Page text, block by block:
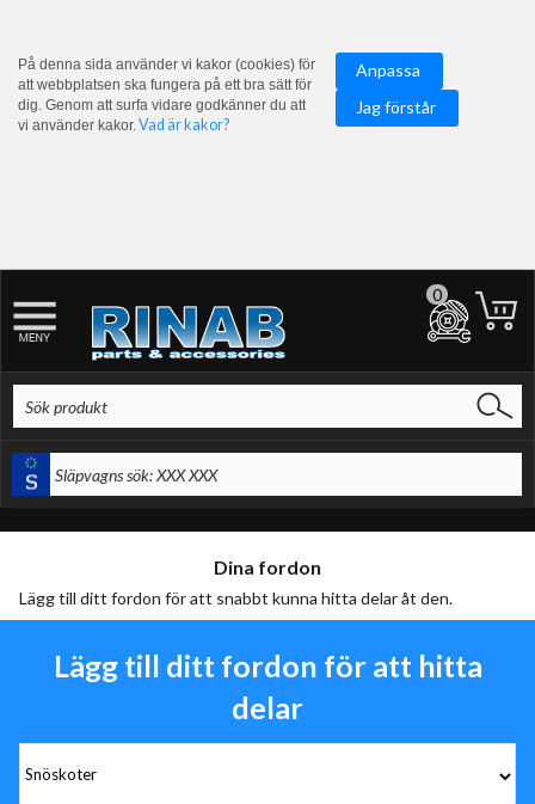
På denna sida använder vi kakor (cookies) för
att webbplatsen ska fungera på ett bra sätt för
dig. Genom att surfa vidare godkänner du att
vi använder kakor.Vad är kakor?
Anpassa
Jag förstår
0
Dina fordon
Lägg till ditt fordon för att snabbt kunna hitta delar åt den.
Lägg till ditt fordon för att hitta
delar